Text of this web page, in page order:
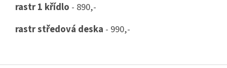
rastr 1 křídlo - 890,-
rastr středová deska - 990,-